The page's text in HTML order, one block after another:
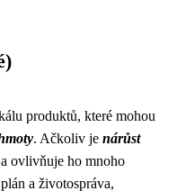
produktů, které mohou
. Ačkoliv je nárůst
ovlivňuje ho mnoho
a životospráva,